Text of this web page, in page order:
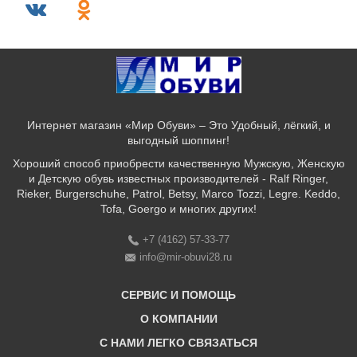
Интернет магазин «Мир Обуви» – Это Удобный, лёгкий, и
выгодный шоппинг!
Хороший способ приобрести качественную Мужскую, Женскую
и Детскую обувь известных производителей - Ralf Ringer,
Rieker, Burgerschuhe, Patrol, Betsy, Marco Tozzi, Legre. Keddo,
Tofa, Goergo и многих других!
+7 (4162) 57-33-77
info@mir-obuvi28.ru
СЕРВИС И ПОМОЩЬ
Бонусная программа
О КОМПАНИИ
C НАМИ ЛЕГКО СВЯЗАТЬСЯ